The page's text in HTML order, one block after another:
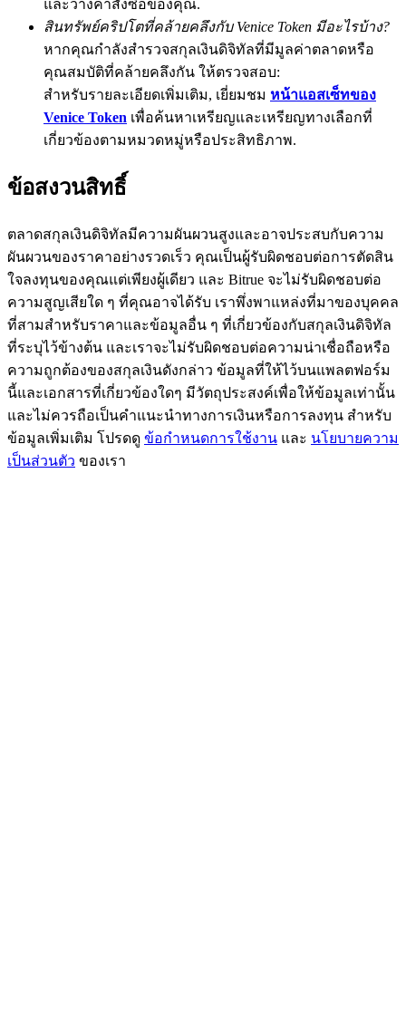
BTC Flexible Staking | Daily Rewards
รับรางวัลและสิทธิพิเศษสุดพิเศษ
ศูนย์รางวัล
เข้าสู่ระบบลงชื่อ
และวางคำสั่งซื้อของคุณ.
สินทรัพย์คริปโตที่คล้ายคลึงกับ Venice Token มีอะไรบ้าง?
หากคุณกำลังสำรวจสกุลเงินดิจิทัลที่มีมูลค่าตลาดหรือ
คุณสมบัติที่คล้ายคลึงกัน ให้ตรวจสอบ:
สำหรับรายละเอียดเพิ่มเติม, เยี่ยมชม หน้าแอสเซ็ทของ
Venice Token เพื่อค้นหาเหรียญและเหรียญทางเลือกที่
เกี่ยวข้องตามหมวดหมู่หรือประสิทธิภาพ.
ข้อสงวนสิทธิ์
ตลาดสกุลเงินดิจิทัลมีความผันผวนสูงและอาจประสบกับความ
ผันผวนของราคาอย่างรวดเร็ว คุณเป็นผู้รับผิดชอบต่อการตัดสิน
ใจลงทุนของคุณแต่เพียงผู้เดียว และ Bitrue จะไม่รับผิดชอบต่อ
ความสูญเสียใด ๆ ที่คุณอาจได้รับ เราพึ่งพาแหล่งที่มาของบุคคล
ที่สามสำหรับราคาและข้อมูลอื่น ๆ ที่เกี่ยวข้องกับสกุลเงินดิจิทัล
ที่ระบุไว้ข้างต้น และเราจะไม่รับผิดชอบต่อความน่าเชื่อถือหรือ
ความถูกต้องของสกุลเงินดังกล่าว ข้อมูลที่ให้ไว้บนแพลตฟอร์ม
นี้และเอกสารที่เกี่ยวข้องใดๆ มีวัตถุประสงค์เพื่อให้ข้อมูลเท่านั้น
และไม่ควรถือเป็นคำแนะนำทางการเงินหรือการลงทุน สำหรับ
ข้อมูลเพิ่มเติม โปรดดู ข้อกำหนดการใช้งาน และ นโยบายความ
เป็นส่วนตัว ของเรา